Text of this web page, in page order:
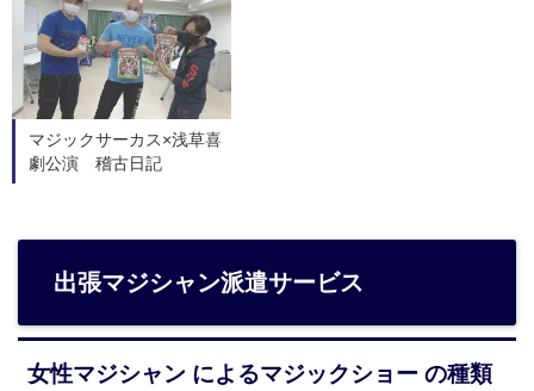
マジックサーカス×浅草喜
劇公演 稽古日記
出張マジシャン派遣サービス
女性マジシャン によるマジックショー の種類